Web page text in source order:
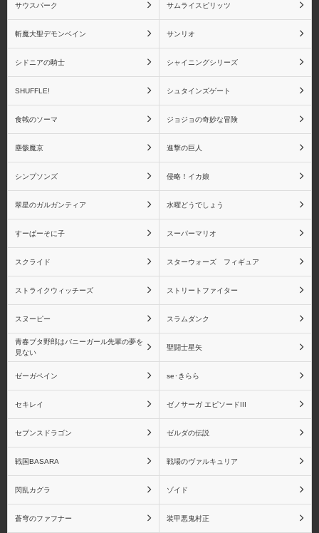
シャイニングウィンド
シャイニング・ティアー
ズ
シャイニング・ハーツ
シャイニング・フォー
ス・フェザー
シャイニングブレイド
シャイニング・レゾナン
ス
ペルソナシリーズ
ペルソナ3 ペルソナ4
物語シリーズ 戦場ヶ原
ひたぎ
物語シリーズ 忍野忍
サウスパーク サムライスピリッツ
斬魔大聖デモンベイン サンリオ
シドニアの騎士 シャイニングシリーズ
SHUFFLE! シュタインズゲート
食戟のソーマ ジョジョの奇妙な冒険
塵骸魔京 進撃の巨人
シンプソンズ 侵略！イカ娘
翠星のガルガンティア 水曜どうでしょう
すーぱーそに子 スーパーマリオ
スクライド スターウォーズ フィギュア
ストライクウィッチーズ ストリートファイター
スヌーピー スラムダンク
青春ブタ野郎はバニーガール先輩の夢を
見ない
聖闘士星矢
ゼーガペイン se･きらら
セキレイ ゼノサーガ エピソードIII
セブンスドラゴン ゼルダの伝説
戦国BASARA 戦場のヴァルキュリア
閃乱カグラ ゾイド
蒼穹のファフナー 装甲悪鬼村正